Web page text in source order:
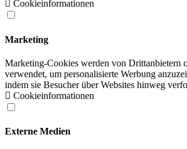
Cookieinformationen
Marketing
Marketing-Cookies werden von Drittanbietern
verwendet, um personalisierte Werbung
indem sie Besucher über Websites hinweg
Cookieinformationen
Externe Medien